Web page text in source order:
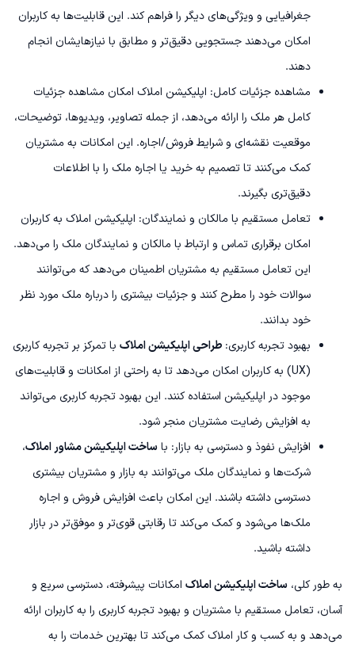
جغرافیایی و ویژگی‌های دیگر را فراهم کند. این قابلیت‌ها به کاربران
امکان می‌دهند جستجویی دقیق‌تر و مطابق با نیازهایشان انجام
دهند.
مشاهده جزئیات کامل: اپلیکیشن املاک امکان مشاهده جزئیات
کامل هر ملک را ارائه می‌دهد، از جمله تصاویر، ویدیوها، توضیحات،
موقعیت نقشه‌ای و شرایط فروش/اجاره. این امکانات به مشتریان
کمک می‌کنند تا تصمیم به خرید یا اجاره ملک را با اطلاعات
دقیق‌تری بگیرند.
تعامل مستقیم با مالکان و نمایندگان: اپلیکیشن املاک به کاربران
امکان برقراری تماس و ارتباط با مالکان و نمایندگان ملک را می‌دهد.
این تعامل مستقیم به مشتریان اطمینان می‌دهد که می‌توانند
سوالات خود را مطرح کنند و جزئیات بیشتری را درباره ملک مورد نظر
خود بدانند.
بهبود تجربه کاربری: طراحی اپلیکیشن املاک با تمرکز بر تجربه کاربری
(UX) به کاربران امکان می‌دهد تا به راحتی از امکانات و قابلیت‌های
موجود در اپلیکیشن استفاده کنند. این بهبود تجربه کاربری می‌تواند
به افزایش رضایت مشتریان منجر شود.
افزایش نفوذ و دسترسی به بازار: باساخت اپلیکیشن مشاور املاک،
شرکت‌ها و نمایندگان ملک می‌توانند به بازار و مشتریان بیشتری
دسترسی داشته باشند. این امکان باعث افزایش فروش و اجاره
ملک‌ها می‌شود و کمک می‌کند تا رقابتی قوی‌تر و موفق‌تر در بازار
داشته باشید.
به طور کلی، ساخت اپلیکیشن املاک امکانات پیشرفته، دسترسی سریع و
آسان، تعامل مستقیم با مشتریان و بهبود تجربه کاربری را به کاربران ارائه
می‌دهد و به کسب و کار املاک کمک می‌کند تا بهترین خدمات را به